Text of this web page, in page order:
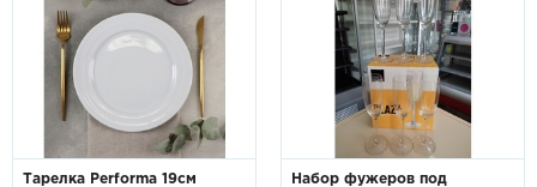
Тарелка Performa 19см
Набор фужеров под